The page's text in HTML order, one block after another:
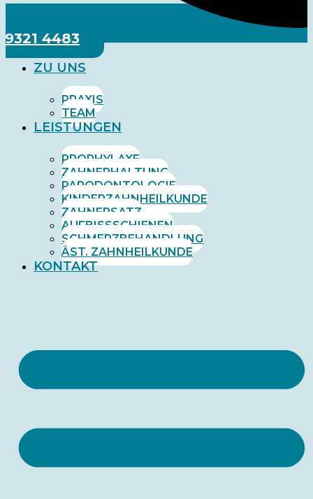
4483
ZU UNS
PRAXIS
TEAM
LEISTUNGEN
PROPHYLAXE
ZAHNERHALTUNG
PARODONTOLOGIE
KINDERZAHNHEILKUNDE
ZAHNERSATZ
AUFBISSSCHIENEN
SCHMERZBEHANDLUNG
ÄST. ZAHNHEILKUNDE
KONTAKT